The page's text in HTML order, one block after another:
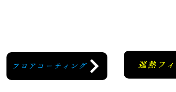
フロアコーティング 遮熱フ